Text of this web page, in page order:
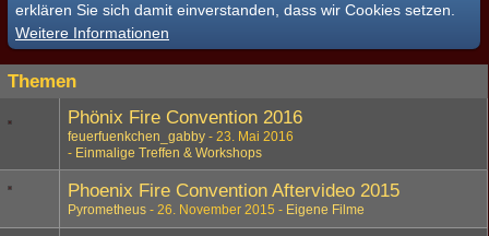
erklären Sie sich damit einverstanden, dass wir Cookies setzen.
Weitere Informationen
Themen
Phönix Fire Convention 2016
feuerfuenkchen_gabby
23. Mai 2016
Einmalige Treffen & Workshops
Phoenix Fire Convention Aftervideo 2015
Pyrometheus 26. November 2015 Eigene Filme